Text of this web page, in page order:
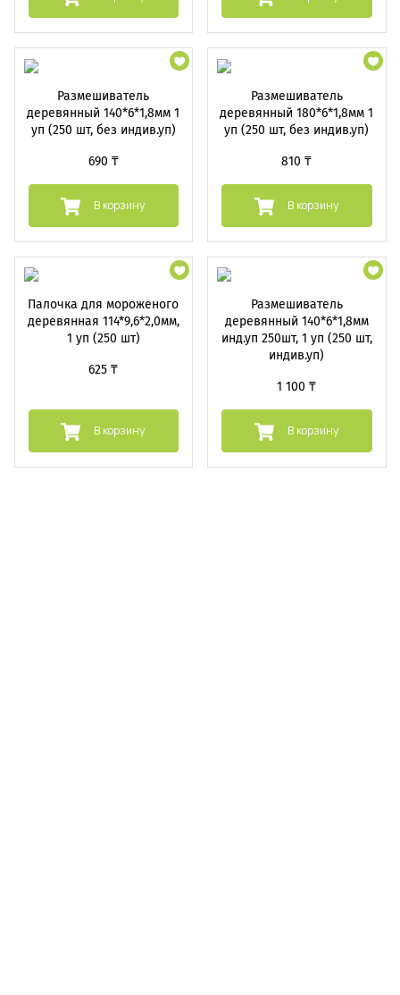
Размешиватель
деревянный 140*6*1,8мм 1
уп (250 шт, без индив.уп)
690 ₸
В корзину
Размешиватель
деревянный 180*6*1,8мм 1
уп (250 шт, без индив.уп)
810 ₸
В корзину
Палочка для мороженого
деревянная 114*9,6*2,0мм,
1 уп (250 шт)
625 ₸
В корзину
Размешиватель
деревянный 140*6*1,8мм
инд.уп 250шт, 1 уп (250 шт,
индив.уп)
1 100 ₸
В корзину